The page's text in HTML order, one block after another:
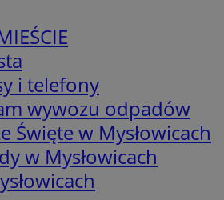
i telefony
wywozu odpadów
Święte w Mysłowicach
w Mysłowicach